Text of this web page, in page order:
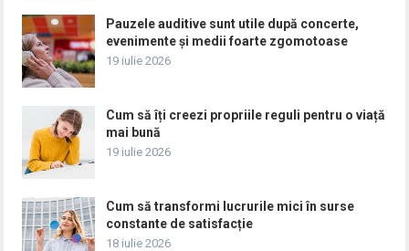
Pauzele auditive sunt utile după concerte,
evenimente și medii foarte zgomotoase
19 iulie 2026
Cum să îți creezi propriile reguli pentru o viață
mai bună
19 iulie 2026
Cum să transformi lucrurile mici în surse
constante de satisfacție
18 iulie 2026